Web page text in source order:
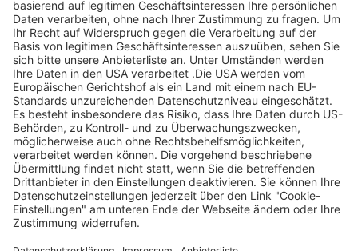
Höchstgrenze für
Ihr Gebot fest. Ein
automatischer
Bietagent bietet
für Sie bis zum
Höchstgebot.
Höchstbietende,
werden Sie per E-
Mail informiert
und erhalten nach
Zahlungseingang
ein Zertifikat zum
Einlösen des
Angebots.